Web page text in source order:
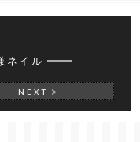
ネイル
NEXT